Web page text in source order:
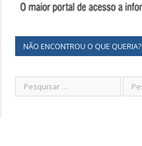
NÃO ENCONTROU O QUE QUERIA?